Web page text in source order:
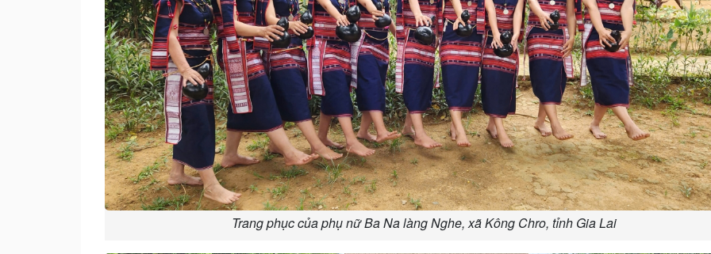
Trang phục của phụ nữ Ba Na làng Nghe, xã Kông Chro, tỉnh Gia Lai